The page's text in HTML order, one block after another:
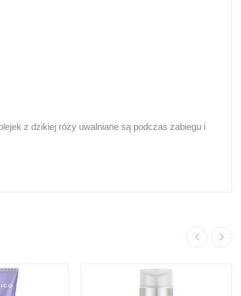
z dzikiej róży uwalniane są podczas zabiegu i